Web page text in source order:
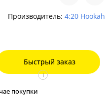
Производитель: 4:20 Hookah
Быстрый заказ
покупки
i